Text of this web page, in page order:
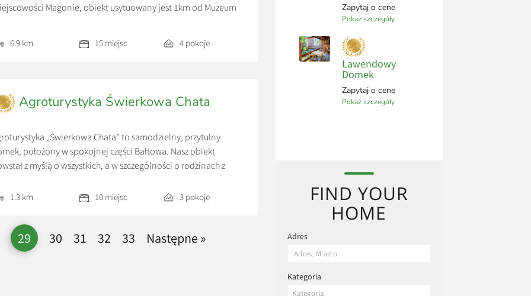
Magonie, obiekt usytuowany jest 1km od Muzeum
Turystycznego,10 km od „Żywe Muzeum i Fabryka
w Ćmielowie”,35km od Gór Świętokrzyskich, przez
6.9 km 15 miejsc 4 pokoje
Agroturystyka Świerkowa Chata
„Świerkowa Chata” to samodzielny, przytulny
położony w spokojnej części Bałtowa. Nasz obiekt
z myślą o wszystkich, a w szczególności o rodzinach z
dla najmłodszych proponujemy szereg udogodnień i
domku znajduje się nowocześnie […]
1.3 km 10 miejsc 3 pokoje
29 30 31 32 33 Następne »
Zapytaj o cene
Pokaż szczegóły
Lawendowy
Domek
Zapytaj o cene
Pokaż szczegóły
FIND YOUR
HOME
Adres
Kategoria